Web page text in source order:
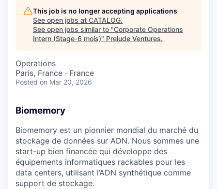
This job is no longer accepting applications
See open jobs at CATALOG.
See open jobs similar to "Corporate Operations
Intern (Stage-6 mois)" Prelude Ventures.
Operations
Paris, France · France
Posted on Mar 20, 2026
Biomemory
Biomemory est un pionnier mondial du marché du
stockage de données sur ADN. Nous sommes une
start-up bien financée qui développe des
équipements informatiques rackables pour les
data centers, utilisant l’ADN synthétique comme
support de stockage.